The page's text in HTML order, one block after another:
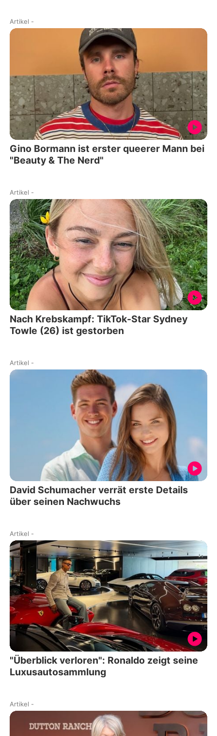
Artikel -
Gino Bormann ist erster queerer Mann bei
"Beauty & The Nerd"
Artikel -
Nach Krebskampf: TikTok-Star Sydney
Towle (26) ist gestorben
Artikel -
David Schumacher verrät erste Details
über seinen Nachwuchs
Artikel -
"Überblick verloren": Ronaldo zeigt seine
Luxusautosammlung
Artikel -